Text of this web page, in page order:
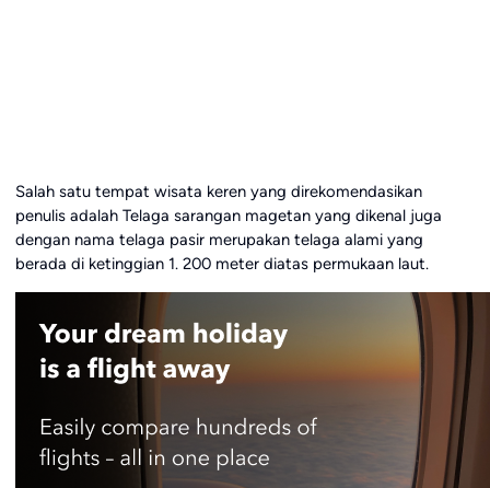
Salah satu tempat wisata keren yang direkomendasikan
penulis adalah Telaga sarangan magetan yang dikenal juga
dengan nama telaga pasir merupakan telaga alami yang
berada di ketinggian 1. 200 meter diatas permukaan laut.